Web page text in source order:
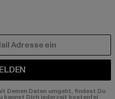
Deinen Daten umgeht, findest Du